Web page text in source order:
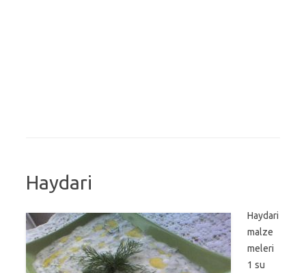
Haydari
Haydari
malze
meleri
1 su